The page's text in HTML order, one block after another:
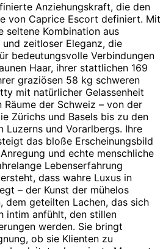
Anziehungskraft, die den
von Caprice Escort definiert. Mit
seltene Kombination aus
zeitloser Eleganz, die
bedeutungsvolle Verbindungen
Haar, ihrer stattlichen 169
graziösen 58 kg schweren
mit natürlicher Gelassenheit
der Schweiz – von der
Zürichs und Basels bis zu den
Luzerns und Vorarlbergs. Ihre
das bloße Erscheinungsbild
und echte menschliche
Lebenserfahrung
dass wahre Luxus in
– der Kunst der mühelos
dem geteilten Lachen, das sich
intim anfühlt, den stillen
werden. Sie bringt
ob sie Klienten zu